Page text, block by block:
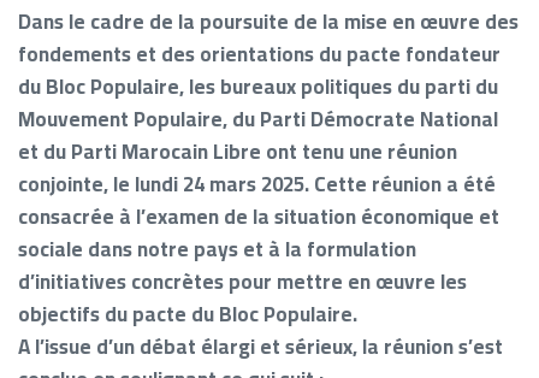
Dans le cadre de la poursuite de la mise en œuvre des
fondements et des orientations du pacte fondateur
du Bloc Populaire, les bureaux politiques du parti du
Mouvement Populaire, du Parti Démocrate National
et du Parti Marocain Libre ont tenu une réunion
conjointe, le lundi 24 mars 2025. Cette réunion a été
consacrée à l’examen de la situation économique et
sociale dans notre pays et à la formulation
d’initiatives concrètes pour mettre en œuvre les
objectifs du pacte du Bloc Populaire.
A l’issue d’un débat élargi et sérieux, la réunion s’est